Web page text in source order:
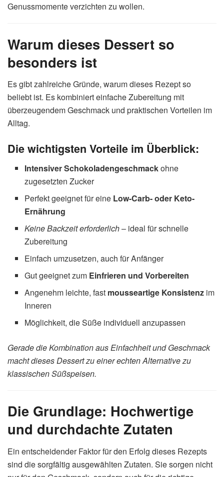
Genussmomente verzichten zu wollen.
Warum dieses Dessert so
besonders ist
Es gibt zahlreiche Gründe, warum dieses Rezept so
beliebt ist. Es kombiniert einfache Zubereitung mit
überzeugendem Geschmack und praktischen Vorteilen im
Alltag.
Die wichtigsten Vorteile im Überblick:
Intensiver Schokoladengeschmackohne
zugesetzten Zucker
Perfekt geeignet für eine Low-Carb- oder Keto-
Ernährung
Keine Backzeit erforderlich– ideal für schnelle
Zubereitung
Einfach umzusetzen, auch für Anfänger
Gut geeignet zum Einfrieren und Vorbereiten
Angenehm leichte, fast mousseartige Konsistenz im
Inneren
Möglichkeit, die Süße individuell anzupassen
Gerade die Kombination aus Einfachheit und Geschmack
macht dieses Dessert zu einer echten Alternative zu
klassischen Süßspeisen.
Die Grundlage: Hochwertige
und durchdachte Zutaten
Ein entscheidender Faktor für den Erfolg dieses Rezepts
sind die sorgfältig ausgewählten Zutaten. Sie sorgen nicht